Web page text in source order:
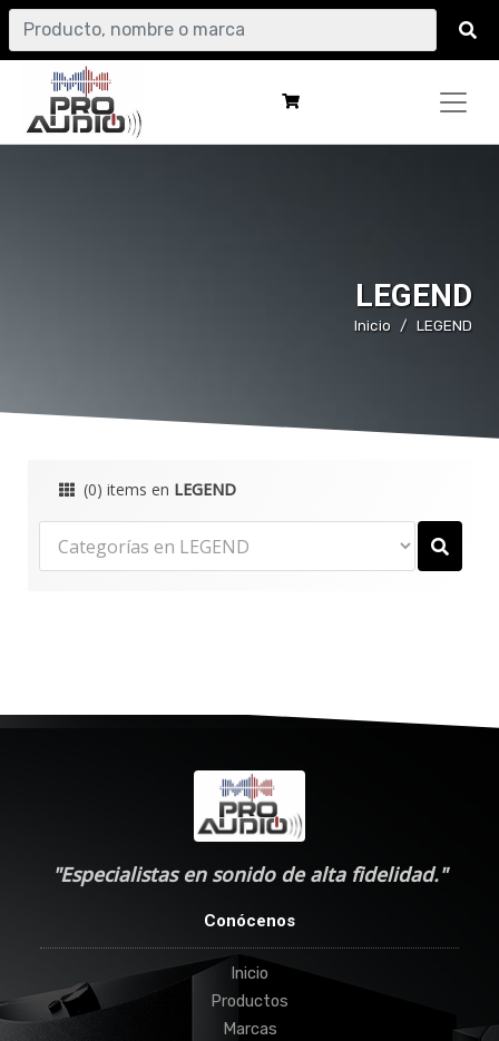
LEGEND
Inicio LEGEND
(0) items en LEGEND
"Especialistas en sonido de alta fidelidad."
Conócenos
Inicio
Productos
Marcas